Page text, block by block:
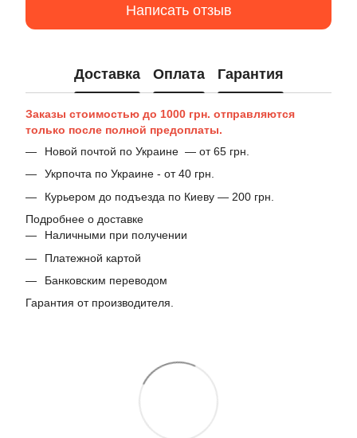
Написать отзыв
Доставка Оплата Гарантия
Заказы стоимостью до 1000 грн. отправляются
только после полной предоплаты.
Новой почтой по Украине — от 65 грн.
Укрпочта по Украине - от 40 грн.
Курьером до подъезда по Киеву — 200 грн.
Подробнее о доставке
Наличными при получении
Платежной картой
Банковским переводом
Гарантия от производителя.